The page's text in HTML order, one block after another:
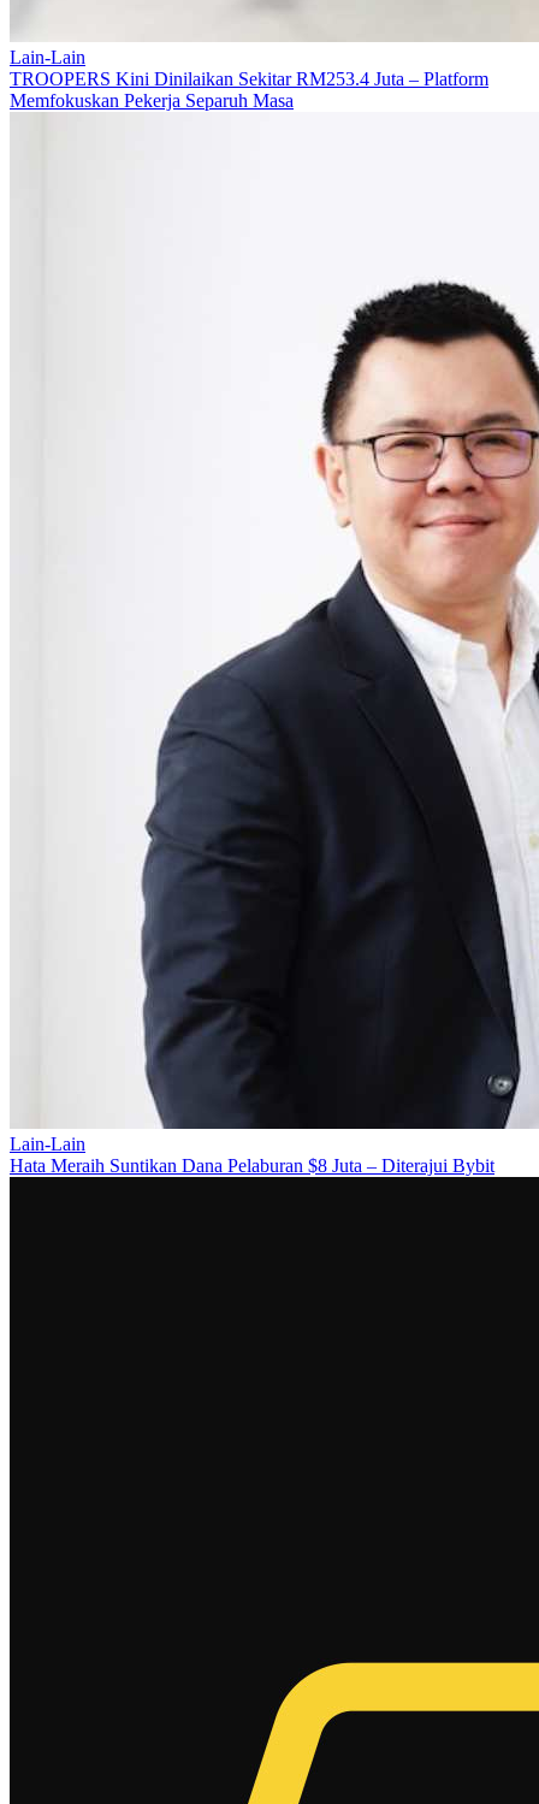
Lain-Lain
TROOPERS Kini Dinilaikan Sekitar RM253.4 Juta – Platform
Memfokuskan Pekerja Separuh Masa
Lain-Lain
Hata Meraih Suntikan Dana Pelaburan $8 Juta – Diterajui Bybit